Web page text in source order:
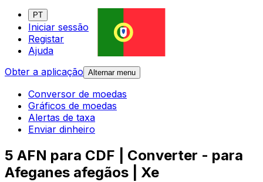
PT
Iniciar sessão
Registar
Ajuda
Obter a aplicação Alternar menu
Conversor de moedas
Gráficos de moedas
Alertas de taxa
Enviar dinheiro
5 AFN para CDF | Converter - para
Afeganes afegãos | Xe